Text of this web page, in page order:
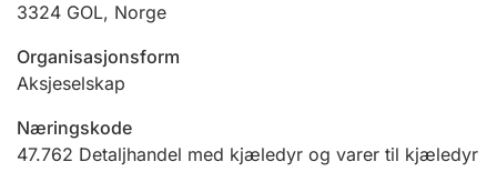
Ektepaktrettleiaren
Andre tema
3324 GOL, Norge
Organisasjonsform
Aksjeselskap
Næringskode
47.762 Detaljhandel med kjæledyr og varer til kjæledyr